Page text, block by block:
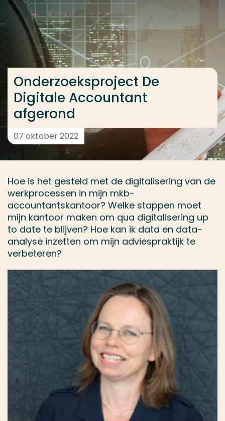
Ga direct naar de content
... > Onderzoeksproject De Digitale Accountant
Onderzoeksproject De
Digitale Accountant
afgerond
07 oktober 2022
Hoe is het gesteld met de digitalisering van de
werkprocessen in mijn mkb-
accountantskantoor? Welke stappen moet
mijn kantoor maken om qua digitalisering up
to date te blijven? Hoe kan ik data en data-
analyse inzetten om mijn adviespraktijk te
verbeteren?
Veel gezocht
Opleiding
Contact